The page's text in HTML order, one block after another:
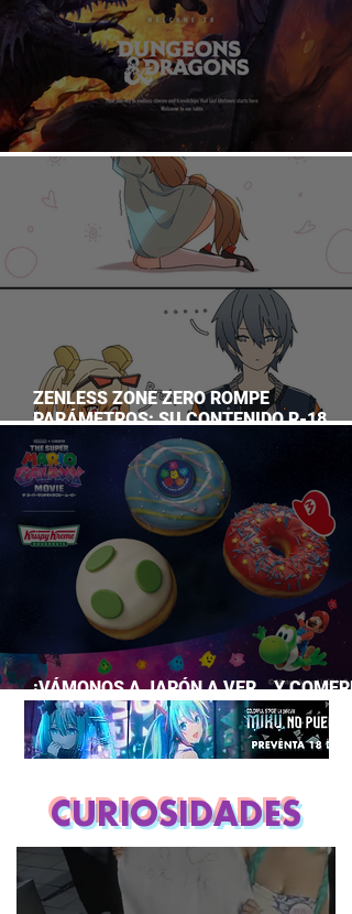
DUNGEONS & DRAGONS ¿TE ATREVES?
ZENLESS ZONE ZERO ROMPE
PARÁMETROS: SU CONTENIDO R-18
SUPERA A CASI TODO EL GACHA
¡VÁMONOS A JAPÓN A VER… Y
LA PELÍCULA DE MARIO GALAXY!
CURIOSIDADES